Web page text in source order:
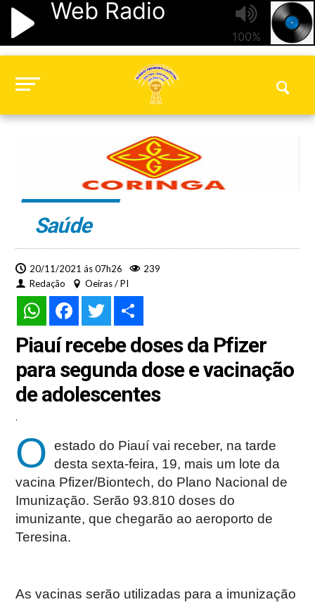
Saúde
20/11/2021 ás 07h26
239
Redação
Oeiras / PI
WhatsAppFacebookTwitter
Piauí recebe doses da Pfizer
para segunda dose e vacinação
de adolescentes
.
O estado do Piauí vai receber, na tarde
desta sexta-feira, 19, mais um lote da
vacina Pfizer/Biontech, do Plano Nacional de
Imunização. Serão 93.810 doses do
imunizante, que chegarão ao aeroporto de
Teresina.
As vacinas serão utilizadas para a imunização